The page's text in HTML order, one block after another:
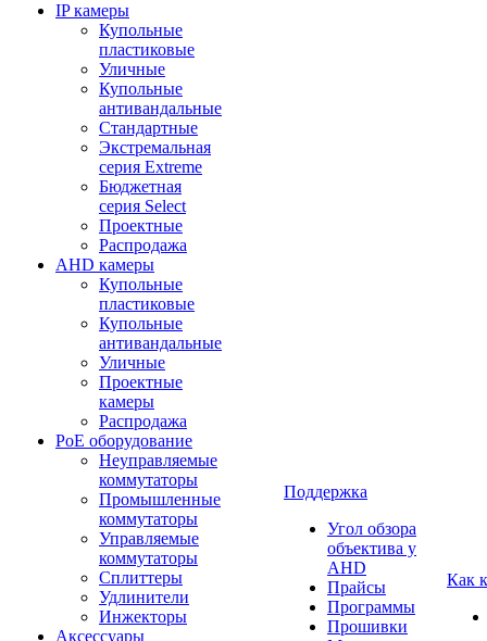
IP камеры
Купольные
пластиковые
Уличные
Купольные
антивандальные
Стандартные
Экстремальная
серия Extreme
Бюджетная
серия Select
Проектные
Распродажа
AHD камеры
Купольные
пластиковые
Купольные
антивандальные
Уличные
Проектные
камеры
Распродажа
PoE оборудование
Неуправляемые
коммутаторы
Промышленные
коммутаторы
Управляемые
коммутаторы
Сплиттеры
Удлинители
Инжекторы
Аксессуары
Поддержка
Угол обзора
объектива у
AHD
Прайсы
Программы
Прошивки
Как